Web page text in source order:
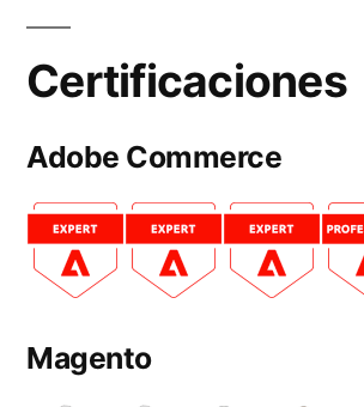
Certificaciones
Adobe Commerce
Magento